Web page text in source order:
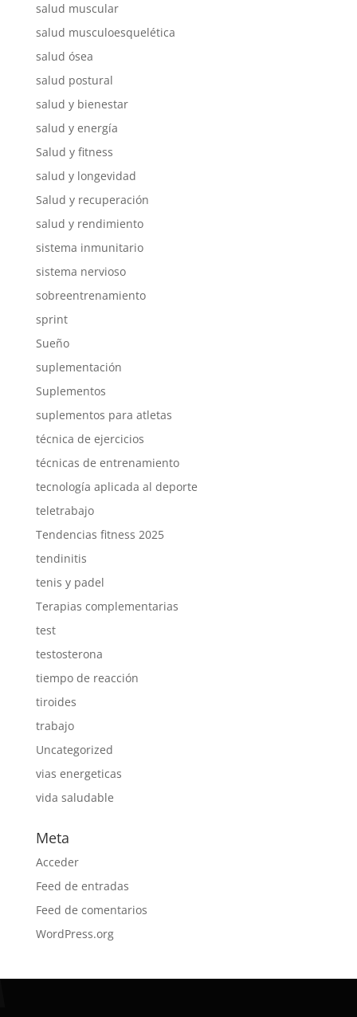
salud muscular
salud musculoesquelética
salud ósea
salud postural
salud y bienestar
salud y energía
Salud y fitness
salud y longevidad
Salud y recuperación
salud y rendimiento
sistema inmunitario
sistema nervioso
sobreentrenamiento
sprint
Sueño
suplementación
Suplementos
suplementos para atletas
técnica de ejercicios
técnicas de entrenamiento
tecnología aplicada al deporte
teletrabajo
Tendencias fitness 2025
tendinitis
tenis y padel
Terapias complementarias
test
testosterona
tiempo de reacción
tiroides
trabajo
Uncategorized
vias energeticas
vida saludable
Meta
Acceder
Feed de entradas
Feed de comentarios
WordPress.org